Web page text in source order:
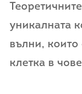
уникалната
вълни, които
клетка в